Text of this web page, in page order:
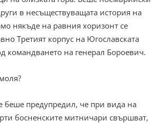
в несъществуващата история на
някъде на равния хоризонт се
Третият корпус на Югославската
командването на генерал Бороевич.
беше предупредил, че при вида на
босненските митничари свършват,